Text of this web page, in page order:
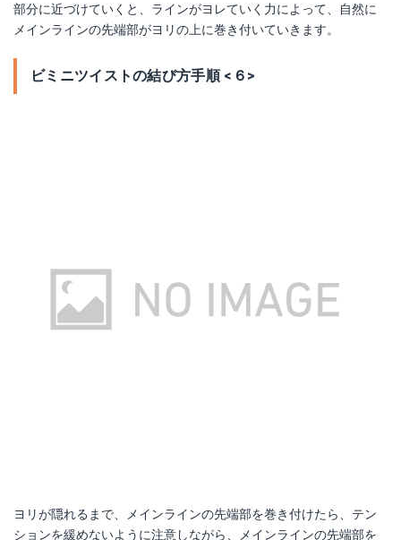
部分に近づけていくと、ラインがヨレていく力によって、自然に
メインラインの先端部がヨリの上に巻き付いていきます。
ビミニツイストの結び方手順 <６>
ヨリが隠れるまで、メインラインの先端部を巻き付けたら、テン
ションを緩めないように注意しながら、メインラインの先端部を